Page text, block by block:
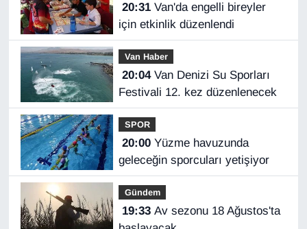
20:31Van'da engelli bireyler
için etkinlik düzenlendi
Van Haber
20:04Van Denizi Su Sporları
Festivali 12. kez düzenlenecek
SPOR
20:00Yüzme havuzunda
geleceğin sporcuları yetişiyor
Gündem
19:33Av sezonu 18 Ağustos'ta